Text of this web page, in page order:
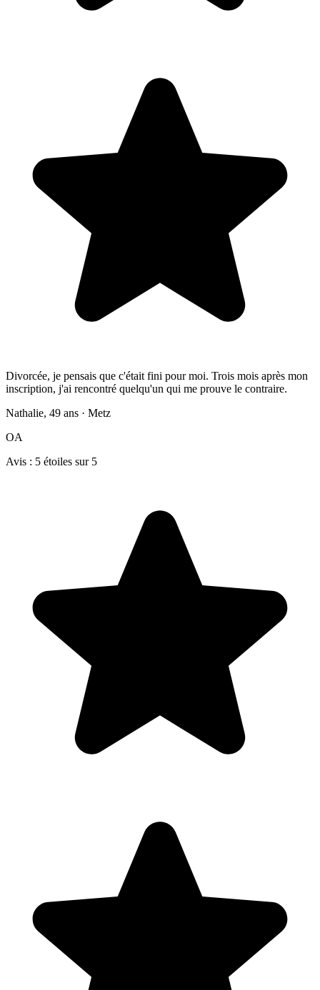
Divorcée, je pensais que c'était fini pour moi. Trois mois après mon
inscription, j'ai rencontré quelqu'un qui me prouve le contraire.
Nathalie, 49 ans · Metz
OA
Avis : 5 étoiles sur 5